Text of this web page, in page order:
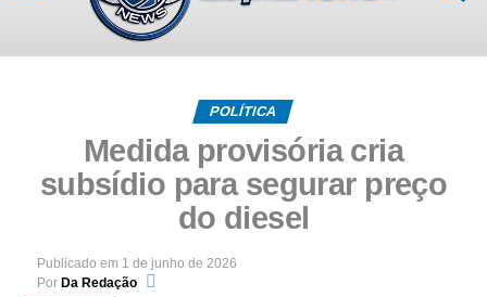
POLÍTICA
Medida provisória cria
subsídio para segurar preço
do diesel
Publicado em 1 de junho de 2026
Por Da Redação